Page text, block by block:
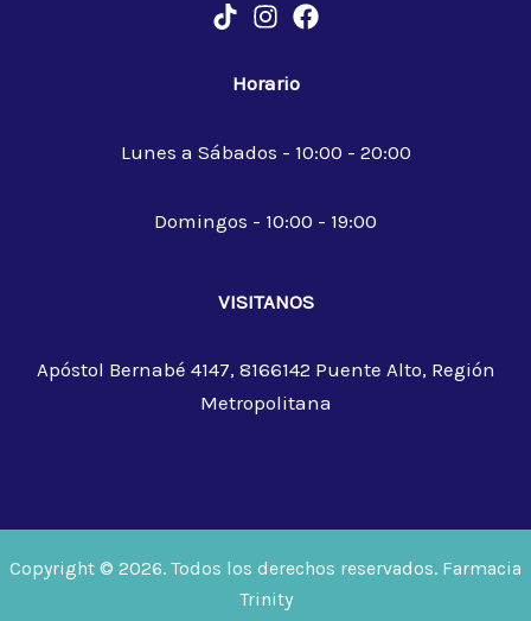
Horario
Lunes a Sábados - 10:00 - 20:00
Domingos - 10:00 - 19:00
VISITANOS
Apóstol Bernabé 4147, 8166142 Puente Alto, Región
Metropolitana
Copyright © 2026. Todos los derechos reservados. Farmacia
Trinity